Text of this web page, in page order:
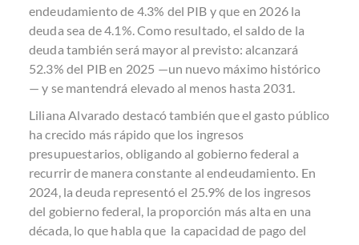
endeudamiento de 4.3% del PIB y que en 2026 la
deuda sea de 4.1%. Como resultado, el saldo de la
deuda también será mayor al previsto: alcanzará
52.3% del PIB en 2025 —un nuevo máximo histórico
— y se mantendrá elevado al menos hasta 2031.
Liliana Alvarado destacó también que el gasto público
ha crecido más rápido que los ingresos
presupuestarios, obligando al gobierno federal a
recurrir de manera constante al endeudamiento. En
2024, la deuda representó el 25.9% de los ingresos
del gobierno federal, la proporción más alta en una
década, lo que habla que la capacidad de pago del